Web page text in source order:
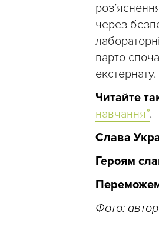
через
варто
екстернату.
Читайте
навчання”.
Слава
Героям
Фото: